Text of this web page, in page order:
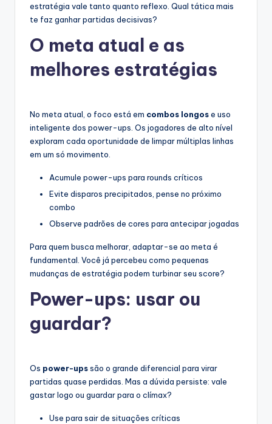
estratégia vale tanto quanto reflexo. Qual tática mais
te faz ganhar partidas decisivas?
O meta atual e as
melhores estratégias
No meta atual, o foco está em combos longose uso
inteligente dos power-ups. Os jogadores de alto nível
exploram cada oportunidade de limpar múltiplas linhas
em um só movimento.
Acumule power-ups para rounds críticos
Evite disparos precipitados, pense no próximo
combo
Observe padrões de cores para antecipar jogadas
Para quem busca melhorar, adaptar-se ao meta é
fundamental. Você já percebeu como pequenas
mudanças de estratégia podem turbinar seu score?
Power-ups: usar ou
guardar?
Os power-upssão o grande diferencial para virar
partidas quase perdidas. Mas a dúvida persiste: vale
gastar logo ou guardar para o clímax?
Use para sair de situações críticas